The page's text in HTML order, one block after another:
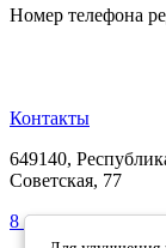
Номер телефона
Контакты
649140,
Советская, 77
8 (38843) 22401